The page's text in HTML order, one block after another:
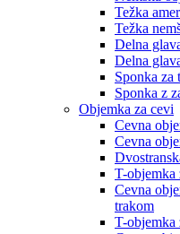
Težka
Težka
Delna
Delna
Sponka za
Sponka z
Objemka za cevi
Cevna
Cevna
T-objemka
Cevna
trakom
T-objemka